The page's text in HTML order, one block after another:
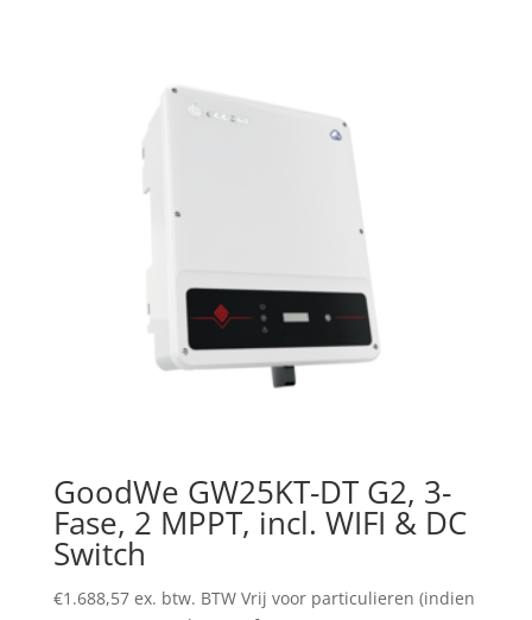
GoodWe GW25KT-DT G2, 3-
Fase, 2 MPPT, incl. WIFI & DC
Switch
€1.688,57 ex. btw. BTW Vrij voor particulieren (indien